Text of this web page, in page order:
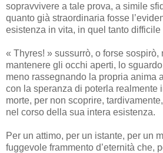
sopravvivere a tale prova, a simile
quanto già straordinaria fosse
esistenza in vita, in quel tanto difficile
« Thyres! » sussurrò, o forse sospirò,
mantenere gli occhi aperti, lo
meno rassegnando la propria anima
con la speranza di poterla realmente
morte, per non scoprire,
nel corso della sua intera esistenza.
Per un attimo, per un istante, per un
fuggevole frammento d’eternità che,